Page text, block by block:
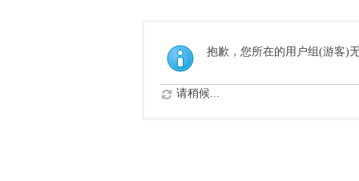
索
抱歉，您所在的用户组(游客)
请稍候...